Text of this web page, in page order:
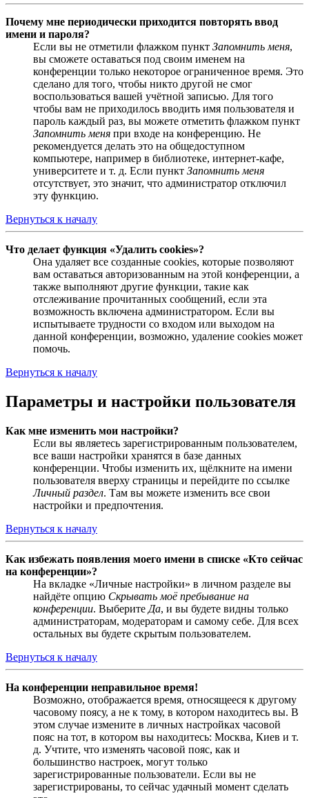
Почему мне периодически приходится повторять ввод
имени и пароля?
Если вы не отметили флажком пункт Запомнить меня,
вы сможете оставаться под своим именем на
конференции только некоторое ограниченное время. Это
сделано для того, чтобы никто другой не смог
воспользоваться вашей учётной записью. Для того
чтобы вам не приходилось вводить имя пользователя и
пароль каждый раз, вы можете отметить флажком пункт
Запомнить меня при входе на конференцию. Не
рекомендуется делать это на общедоступном
компьютере, например в библиотеке, интернет-кафе,
университете и т. д. Если пункт Запомнить меня
отсутствует, это значит, что администратор отключил
эту функцию.
Вернуться к началу
Что делает функция «Удалить cookies»?
Она удаляет все созданные cookies, которые позволяют
вам оставаться авторизованным на этой конференции, а
также выполняют другие функции, такие как
отслеживание прочитанных сообщений, если эта
возможность включена администратором. Если вы
испытываете трудности со входом или выходом на
данной конференции, возможно, удаление cookies может
помочь.
Вернуться к началу
Параметры и настройки пользователя
Как мне изменить мои настройки?
Если вы являетесь зарегистрированным пользователем,
все ваши настройки хранятся в базе данных
конференции. Чтобы изменить их, щёлкните на имени
пользователя вверху страницы и перейдите по ссылке
Личный раздел. Там вы можете изменить все свои
настройки и предпочтения.
Вернуться к началу
Как избежать появления моего имени в списке «Кто сейчас
на конференции»?
На вкладке «Личные настройки» в личном разделе вы
найдёте опцию Скрывать моё пребывание на
конференции. Выберите Да, и вы будете видны только
администраторам, модераторам и самому себе. Для всех
остальных вы будете скрытым пользователем.
Вернуться к началу
На конференции неправильное время!
Возможно, отображается время, относящееся к другому
часовому поясу, а не к тому, в котором находитесь вы. В
этом случае измените в личных настройках часовой
пояс на тот, в котором вы находитесь: Москва, Киев и т.
д. Учтите, что изменять часовой пояс, как и
большинство настроек, могут только
зарегистрированные пользователи. Если вы не
зарегистрированы, то сейчас удачный момент сделать